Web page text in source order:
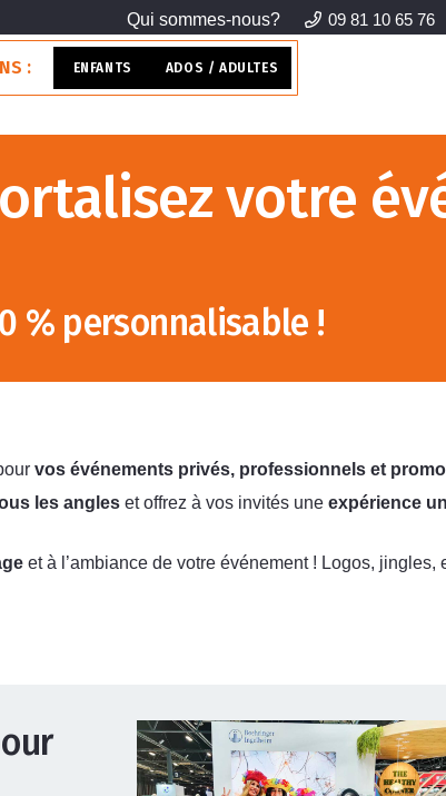
Qui sommes-nous? 09 81 10 65 76
: ENFANTS ADOS / ADULTES
votre
% personnalisable !
vos événements privés, professionnels et
les angles et offrez à vos invités une expérience
et à l’ambiance de votre événement ! Logos,